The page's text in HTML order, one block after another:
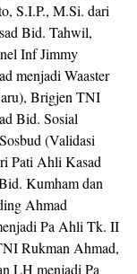
S.I.P., M.Si. dari
Bid. Tahwil,
Inf Jimmy
menjadi Waaster
Brigjen TNI
Bid. Sosial
(Validasi
Pati Ahli Kasad
Kumham dan
Ahmad
Pa Ahli Tk. II
Rukman Ahmad,
LH menjadi Pa